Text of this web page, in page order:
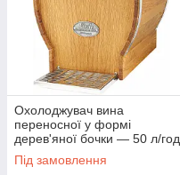
Охолоджувач вина
переносної у формі
дерев'яної бочки — 50 л/год
— сухої, 2 крани, Soudek
50/K, Lindr, Чехія
Під замовлення